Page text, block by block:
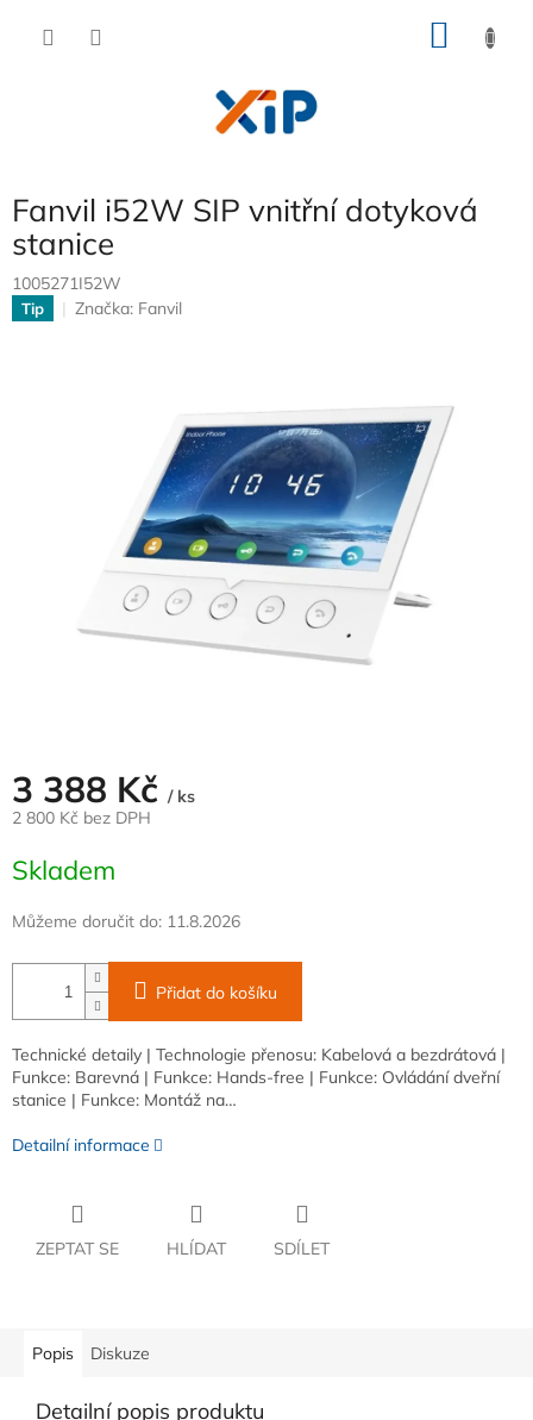
Fanvil i52W SIP vnitřní dotyková
stanice
1005271I52W
Tip Značka: Fanvil
3 388 Kč / ks
2 800 Kč bez DPH
cena:
Skladem
Můžeme doručit do: 11.8.2026
Přidat do košíku
Technické detaily | Technologie přenosu: Kabelová a bezdrátová |
Funkce: Barevná | Funkce: Hands-free | Funkce: Ovládání dveřní
stanice | Funkce: Montáž na…
Detailní informace
ZEPTAT SE HLÍDAT SDÍLET
Popis Diskuze
Detailní popis produktu